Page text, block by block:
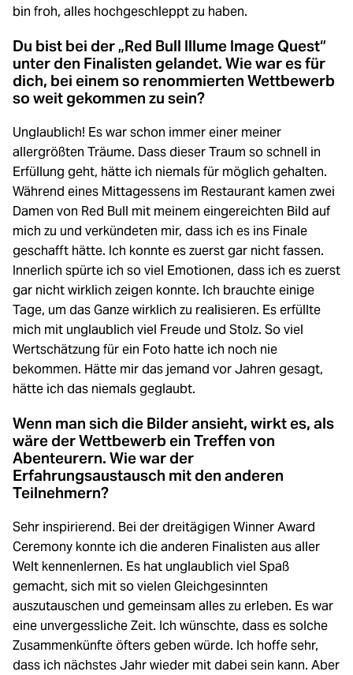
bin froh, alles hochgeschleppt zu haben.
Du bist bei der „Red Bull Illume Image Quest“
unter den Finalisten gelandet. Wie war es für
dich, bei einem so renommierten Wettbewerb
so weit gekommen zu sein?
Unglaublich! Es war schon immer einer meiner
allergrößten Träume. Dass dieser Traum so schnell in
Erfüllung geht, hätte ich niemals für möglich gehalten.
Während eines Mittagessens im Restaurant kamen zwei
Damen von Red Bull mit meinem eingereichten Bild auf
mich zu und verkündeten mir, dass ich es ins Finale
geschafft hätte. Ich konnte es zuerst gar nicht fassen.
Innerlich spürte ich so viel Emotionen, dass ich es zuerst
gar nicht wirklich zeigen konnte. Ich brauchte einige
Tage, um das Ganze wirklich zu realisieren. Es erfüllte
mich mit unglaublich viel Freude und Stolz. So viel
Wertschätzung für ein Foto hatte ich noch nie
bekommen. Hätte mir das jemand vor Jahren gesagt,
hätte ich das niemals geglaubt.
Wenn man sich die Bilder ansieht, wirkt es, als
wäre der Wettbewerb ein Treffen von
Abenteurern. Wie war der
Erfahrungsaustausch mit den anderen
Teilnehmern?
Sehr inspirierend. Bei der dreitägigen Winner Award
Ceremony konnte ich die anderen Finalisten aus aller
Welt kennenlernen. Es hat unglaublich viel Spaß
gemacht, sich mit so vielen Gleichgesinnten
auszutauschen und gemeinsam alles zu erleben. Es war
eine unvergessliche Zeit. Ich wünschte, dass es solche
Zusammenkünfte öfters geben würde. Ich hoffe sehr,
dass ich nächstes Jahr wieder mit dabei sein kann. Aber